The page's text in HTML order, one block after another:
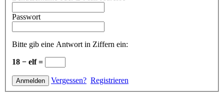
Passwort
Bitte gib eine Antwort in Ziffern ein:
18 − elf =
Vergessen? Registrieren